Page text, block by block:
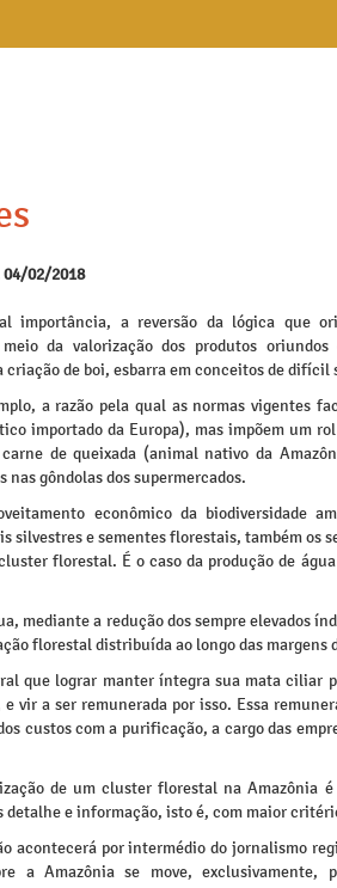
04/02/2018
importância, a reversão da lógica que
da valorização dos produtos oriundos
criação de boi, esbarra em conceitos de difícil
a razão pela qual as normas vigentes
importado da Europa), mas impõem um
de queixada (animal nativo da
gôndolas dos supermercados.
econômico da biodiversidade
silvestres e sementes florestais, também os
florestal. É o caso da produção de
mediante a redução dos sempre elevados
florestal distribuída ao longo das margens
que lograr manter íntegra sua mata ciliar
vir a ser remunerada por isso. Essa
custos com a purificação, a cargo das
de um cluster florestal na Amazônia
detalhe e informação, isto é, com maior
acontecerá por intermédio do jornalismo
a Amazônia se move, exclusivamente,